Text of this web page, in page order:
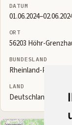
DATUM
ORT
56203 Höhr-
BUNDESLAND
Rheinland-Pfalz
LAND
Deutschland